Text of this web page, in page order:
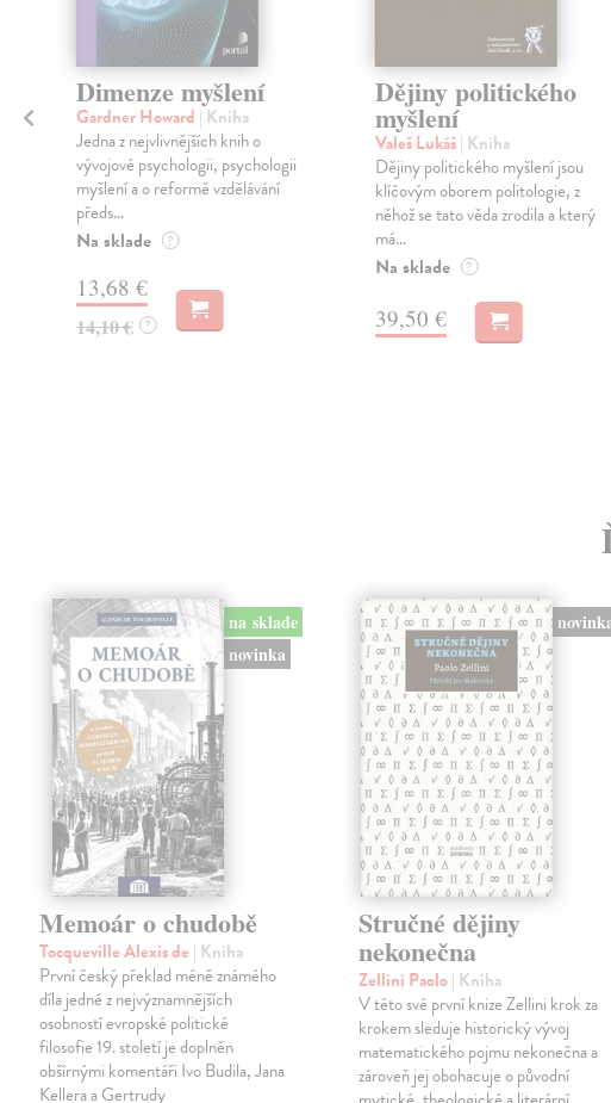
Dimenze myšlení
Gardner Howard | Kniha
Jedna z nejvlivnějších knih o
vývojové psychologii, psychologii
myšlení a o reformě vzdělávání
předs...
Na sklade ?
13,68 €
14,10 € ?
Dějiny politického
myšlení
Valeš Lukáš| Kniha
Dějiny politického myšlení jsou
klíčovým oborem politologie, z
něhož se tato věda zrodila a který
má...
Na sklade ?
39,50 €
na sklade
novinka
Memoár o chudobě
Tocqueville Alexis de | Kniha
První český překlad méně známého
díla jedné z nejvýznamnějších
osobností evropské politické
filosofie 19. století je doplněn
obšírnými komentáři Ivo Budila, Jana
Kellera a Gertrudy
Stručné dějiny
nekonečna
Zellini Paolo| Kniha
V této své první knize Zellini krok za
krokem sleduje historický vývoj
matematického pojmu nekonečna a
zároveň jej obohacuje o původní